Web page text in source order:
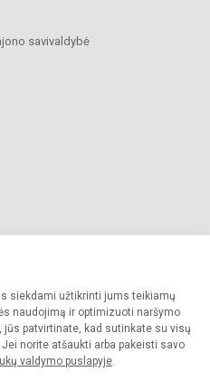
siekdami užtikrinti jums teikiamų
naudojimą ir optimizuoti naršymo
jūs patvirtinate, kad sutinkate su visų
norite atšaukti arba pakeisti savo
valdymo puslapyje.
savivaldybė
Visos teisės saugomos.
sutikimo griežtai draudžiama.
Slapukų valdymas